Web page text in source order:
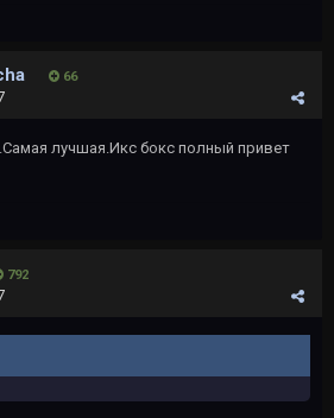
66
лучшая.Икс бокс полный привет
792